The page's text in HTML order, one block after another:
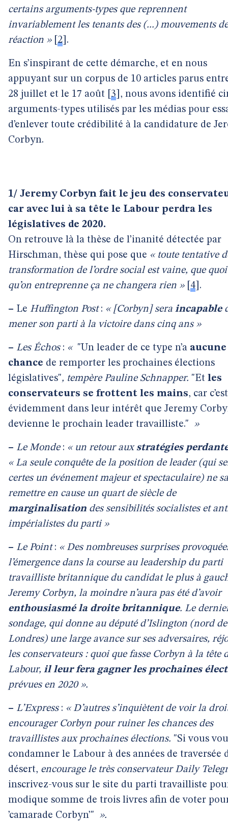
certains arguments-types que reprennent
invariablement les tenants des (...) mouvements de
réaction »[ 2 .
En s’inspirant de cette démarche, et en nous
appuyant sur un corpus de 10 articles parus
28 juillet et le 17 août 3 , nous avons identifié
arguments-types utilisés par les médias pour
d’enlever toute crédibilité à la candidature de
Corbyn.
1/ Jeremy Corbyn fait le jeu des
car avec lui à sa tête le Labour perdra les
législatives de 2020.
On retrouve là la thèse de l’inanité détectée par
Hirschman, thèse qui pose que « toute tentative
transformation de l’ordre social est vaine, que quoi
qu’on entreprenne ça ne changera rien »[ 4 .
– Le Huffington Post: « [Corbyn] sera incapable
mener son parti à la victoire dans cinq ans »
– Les Échos: « "Un leader de ce type n’a aucune
chance de remporter les prochaines élections
législatives", tempère Pauline Schnapper. "Et les
conservateurs se frottent les mains, car c’est
évidemment dans leur intérêt que Jeremy
devienne le prochain leader travailliste." »
– Le Monde: « un retour aux stratégies
« La seule conquête de la position de leader (qui
certes un événement majeur et spectaculaire) ne
remettre en cause un quart de siècle de
marginalisation des sensibilités socialistes et
impérialistes du parti »
– Le Point: « Des nombreuses surprises
l’émergence dans la course au leadership du parti
travailliste britannique du candidat le plus à
Jeremy Corbyn, la moindre n’aura pas été d’avoir
enthousiasmé la droite britannique. Le
sondage, qui donne au député d’Islington (nord de
Londres) une large avance sur ses adversaires,
les conservateurs : quoi que fasse Corbyn à la tête
Labour, il leur fera gagner les prochaines
prévues en 2020 ».
– L’Express: « D’autres s’inquiètent de voir la
encourager Corbyn pour ruiner les chances des
travaillistes aux prochaines élections. "Si vous
condamner le Labour à des années de traversée
désert, encourage le très conservateur Daily
inscrivez-vous sur le site du parti travailliste
modique somme de trois livres afin de voter
’camarade Corbyn’" ».